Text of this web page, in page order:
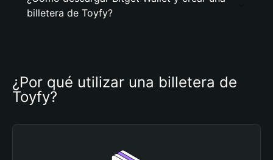
billetera de Toyfy?
¿Por qué utilizar una billetera de
Toyfy?